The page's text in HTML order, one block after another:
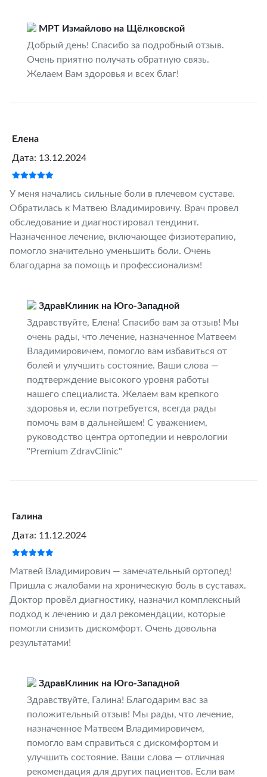
МРТ Измайлово на Щёлковской
Добрый день! Спасибо за подробный отзыв.
Очень приятно получать обратную связь.
Желаем Вам здоровья и всех благ!
Елена
Дата: 13.12.2024
У меня начались сильные боли в плечевом суставе.
Обратилась к Матвею Владимировичу. Врач провел
обследование и диагностировал тендинит.
Назначенное лечение, включающее физиотерапию,
помогло значительно уменьшить боли. Очень
благодарна за помощь и профессионализм!
ЗдравКлиник на Юго-Западной
Здравствуйте, Елена! Спасибо вам за отзыв! Мы
очень рады, что лечение, назначенное Матвеем
Владимировичем, помогло вам избавиться от
болей и улучшить состояние. Ваши слова —
подтверждение высокого уровня работы
нашего специалиста. Желаем вам крепкого
здоровья и, если потребуется, всегда рады
помочь вам в дальнейшем! С уважением,
руководство центра ортопедии и неврологии
"Premium ZdravClinic"
Галина
Дата: 11.12.2024
Матвей Владимирович — замечательный ортопед!
Пришла с жалобами на хроническую боль в суставах.
Доктор провёл диагностику, назначил комплексный
подход к лечению и дал рекомендации, которые
помогли снизить дискомфорт. Очень довольна
результатами!
ЗдравКлиник на Юго-Западной
Здравствуйте, Галина! Благодарим вас за
положительный отзыв! Мы рады, что лечение,
назначенное Матвеем Владимировичем,
помогло вам справиться с дискомфортом и
улучшить состояние. Ваши слова — отличная
рекомендация для других пациентов. Если вам